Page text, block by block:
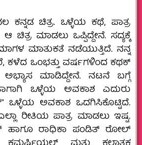
ಕನ್ನಡ ಚಿತ್ರ. ಒಳ್ಳೆಯ ಕಥೆ, ಪಾತ್ರ
ಚಿತ್ರ ಮಾಡಲು ಒಪ್ಪಿದ್ದೇನೆ. ಸದ್ಯಕ್ಕೆ
ಮಾತುಕತೆ ನಡೆಯುತ್ತಿದೆ. ನನ್ನ
ಕಳೆದ ಒಂಭತ್ತು ವರ್ಷಗಳಿಂದ ಕಥಕ್‌
ಅಭ್ಯಾಸ ಮಾಡಿದ್ದೇನೆ. ನಟನೆ ಬಗ್ಗೆ
ಒಳ್ಳೆಯ ಅವಕಾಶ ಎದುರು
ಒಳ್ಳೆಯ ಅವಕಾಶ ಒದಗಿಸಿಕೊಟ್ಟಿದೆ.
ರೀತಿಯ ಪಾತ್ರ ಮಾಡಲು ಇಷ್ಟ.
ಹಾಗೂ ರಾಧಿಕಾ ಪಂಡಿತ್‌ ರೋಲ್‌